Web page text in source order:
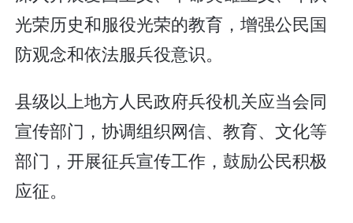
光荣历史和服役光荣的教育，增强公民国
防观念和依法服兵役意识。
县级以上地方人民政府兵役机关应当会同
宣传部门，协调组织网信、教育、文化等
部门，开展征兵宣传工作，鼓励公民积极
应征。